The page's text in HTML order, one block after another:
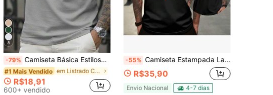
8
-79% Camiseta Básica Estilosa Masculina Estampada Paris Gradiente Street Malha Respirável Academia
#1 Mais Vendido em Listrado Camisas masculinas
R$18,91
600+ vendido
-55% Camiseta Estampada Laroye Exu Pomba gíria Candomblé Umbanda Entidade
R$35,90
Envio Nacional 4-7 dias